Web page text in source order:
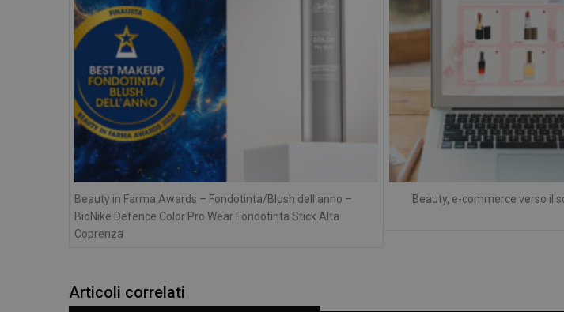
Beauty in Farma Awards – Fondotinta/Blush dell’anno –
BioNike Defence Color Pro Wear Fondotinta Stick Alta
Coprenza
Beauty, e-commerce verso il
Articoli correlati
1 anno 1
CookieScript
www.panoramacosmetico.it
5 mesi 3
settimane